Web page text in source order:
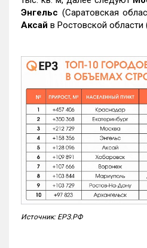
Энгельс (Саратовская
Аксай в Ростовской области
Источник: ЕРЗ.РФ